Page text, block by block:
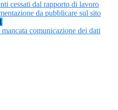
cessati dal rapporto di lavoro
da pubblicare sul sito
comunicazione dei dati